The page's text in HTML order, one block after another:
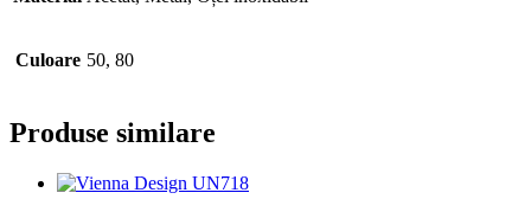
Culoare 50, 80
Produse similare